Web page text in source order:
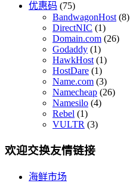
优惠码 (75)
BandwagonHost (8)
DirectNIC (1)
Domain.com (26)
Godaddy (1)
HawkHost (1)
HostDare (1)
Name.com (3)
Namecheap (26)
Namesilo (4)
Rebel (1)
VULTR (3)
欢迎交换友情链接
海鲜市场